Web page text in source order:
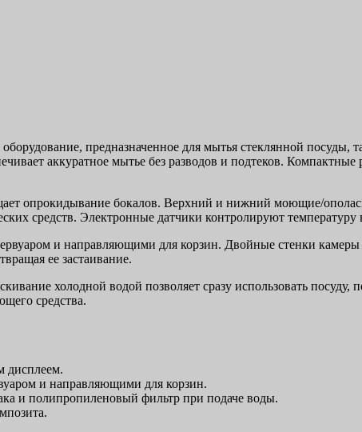
предназначенное для мытья стеклянной посуды,
аккуратное мытье без разводов и подтеков. Компактные
опрокидывание бокалов. Верхний и нижний моющие/
средств. Электронные датчики контролируют температуру
и направляющими для корзин. Двойные стенки
ее застаивание.
холодной водой позволяет сразу использовать
средства.
дисплеем.
и направляющими для корзин.
и полипропиленовый фильтр при подаче воды.